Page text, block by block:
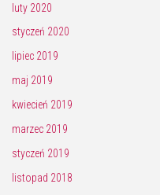
luty 2020
styczeń 2020
lipiec 2019
maj 2019
kwiecień 2019
marzec 2019
styczeń 2019
listopad 2018